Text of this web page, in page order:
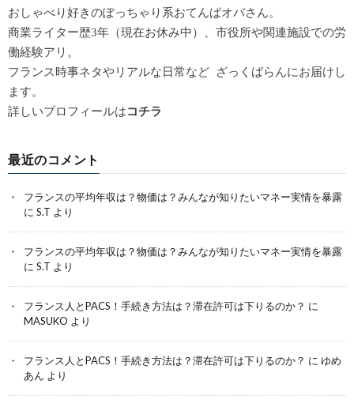
おしゃべり好きのぽっちゃり系おてんばオバさん。
商業ライター歴3年（現在お休み中）、市役所や関連施設での労
働経験アリ。
フランス時事ネタやリアルな日常など ざっくばらんにお届けし
ます。
詳しいプロフィールはコチラ
最近のコメント
フランスの平均年収は？物価は？みんなが知りたいマネー実情を暴露
に S.T より
フランスの平均年収は？物価は？みんなが知りたいマネー実情を暴露
に S.T より
フランス人とPACS！手続き方法は？滞在許可は下りるのか？ に
MASUKO より
フランス人とPACS！手続き方法は？滞在許可は下りるのか？ に ゆめ
あん より